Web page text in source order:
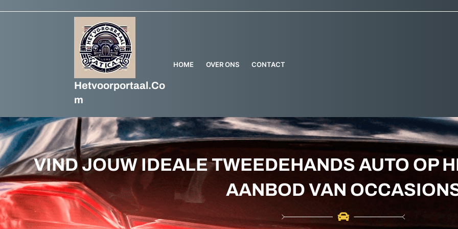
Ga
Hetvoorportaal.co
M
HOME OVER ONS CONTACT
VIND JOUW IDEALE TWEEDEHANDS AUTO OP
AANBOD VAN